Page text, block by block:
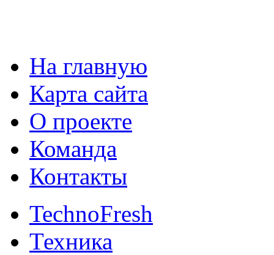
На главную
Карта сайта
О проекте
Команда
Контакты
TechnoFresh
Техника